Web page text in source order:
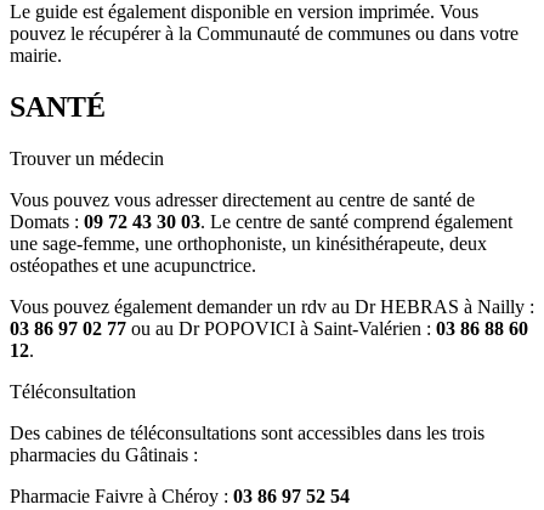
Le guide est également disponible en version imprimée. Vous
pouvez le récupérer à la Communauté de communes ou dans votre
mairie.
SANTÉ
Trouver un médecin
Vous pouvez vous adresser directement au centre de santé de
Domats : 09 72 43 30 03. Le centre de santé comprend également
une sage-femme, une orthophoniste, un kinésithérapeute, deux
ostéopathes et une acupunctrice.
Vous pouvez également demander un rdv au Dr HEBRAS à Nailly :
03 86 97 02 77 ou au Dr POPOVICI à Saint-Valérien : 03 86 88 60
12.
Téléconsultation
Des cabines de téléconsultations sont accessibles dans les trois
pharmacies du Gâtinais :
Pharmacie Faivre à Chéroy : 03 86 97 52 54